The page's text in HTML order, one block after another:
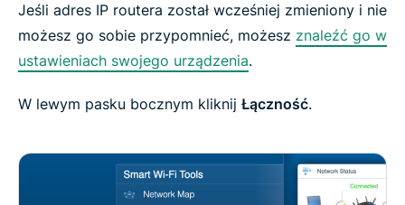
Jeśli adres IP routera został wcześniej zmieniony i nie
możesz go sobie przypomnieć, możesz znaleźć go w
ustawieniach swojego urządzenia.
W lewym pasku bocznym kliknij Łączność.